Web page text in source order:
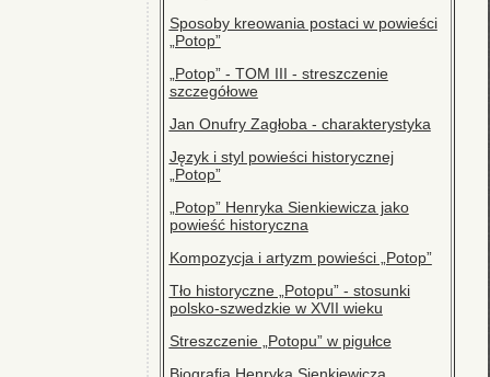
Sposoby kreowania postaci w powieści
„Potop”
„Potop” - TOM III - streszczenie
szczegółowe
Jan Onufry Zagłoba - charakterystyka
Język i styl powieści historycznej
„Potop”
„Potop” Henryka Sienkiewicza jako
powieść historyczna
Kompozycja i artyzm powieści „Potop”
Tło historyczne „Potopu” - stosunki
polsko-szwedzkie w XVII wieku
Streszczenie „Potopu” w pigułce